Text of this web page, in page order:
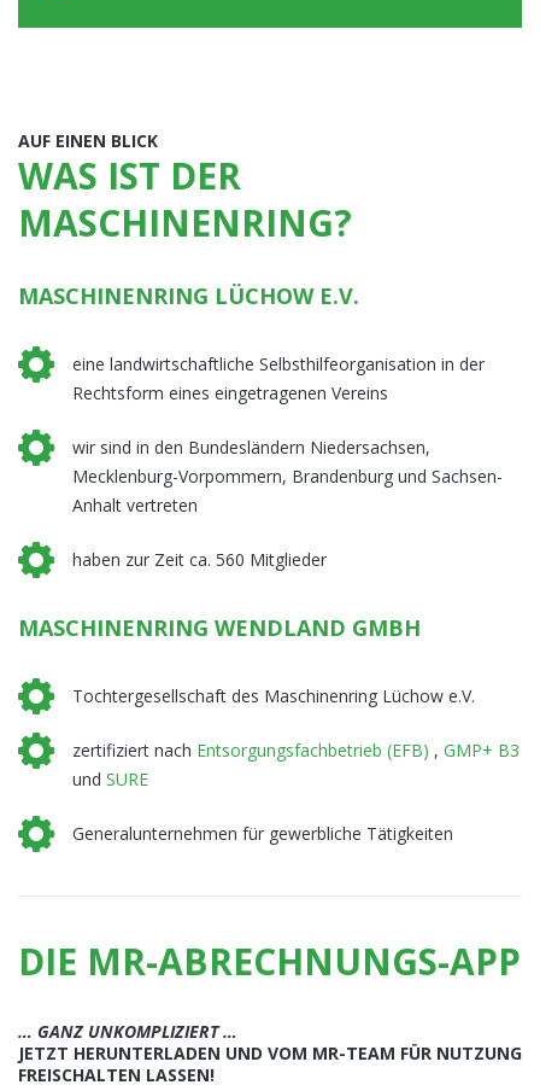
AUF EINEN BLICK
WAS IST DER
MASCHINENRING?
MASCHINENRING LÜCHOW E.V.
eine landwirtschaftliche Selbsthilfeorganisation in der
Rechtsform eines eingetragenen Vereins
wir sind in den Bundesländern Niedersachsen,
Mecklenburg-Vorpommern, Brandenburg und Sachsen-
Anhalt vertreten
haben zur Zeit ca. 560 Mitglieder
MASCHINENRING WENDLAND GMBH
Tochtergesellschaft des Maschinenring Lüchow e.V.
zertifiziert nach Entsorgungsfachbetrieb (EFB) , GMP+ B3
und SURE
Generalunternehmen für gewerbliche Tätigkeiten
DIE MR-ABRECHNUNGS-APP
… GANZ UNKOMPLIZIERT …
JETZT HERUNTERLADEN UND VOM MR-TEAM FÜR NUTZUNG
FREISCHALTEN LASSEN!